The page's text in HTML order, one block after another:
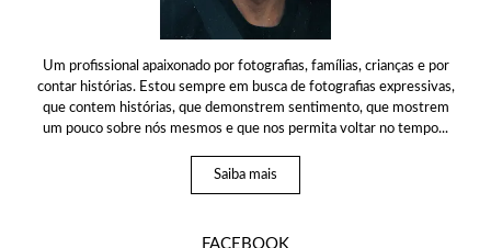
Um profissional apaixonado por fotografias, famílias, crianças e por
contar histórias. Estou sempre em busca de fotografias expressivas,
que contem histórias, que demonstrem sentimento, que mostrem
um pouco sobre nós mesmos e que nos permita voltar no tempo...
Saiba mais
FACEBOOK